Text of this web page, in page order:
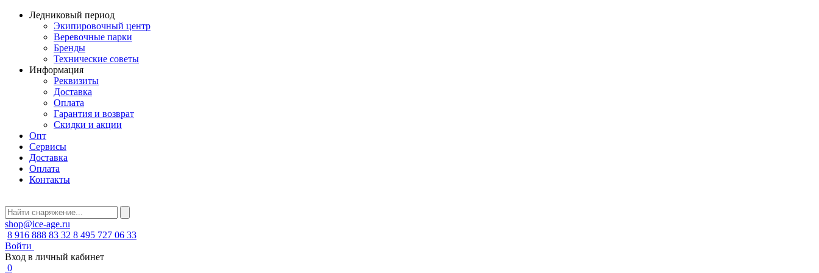
Ледниковый период
Экипировочный центр
Веревочные парки
Бренды
Технические советы
Информация
Реквизиты
Доставка
Оплата
Гарантия и возврат
Скидки и акции
Опт
Сервисы
Доставка
Оплата
Контакты
shop@ice-age.ru
8 916 888 83 32 8 495 727 06 33
Войти
Вход в личный кабинет
0